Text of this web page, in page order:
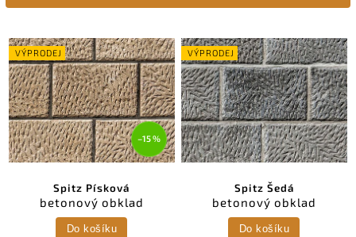
Abecedně
VÝPRODEJ
–15 %
Spitz Písková
betonový obklad
Do košíku
VÝPRODEJ
Spitz Šedá
betonový obklad
Do košíku